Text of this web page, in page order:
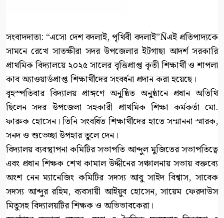
সংবাদদাতা: “এসো দেশ বদলাই, পৃথিবী বদলাই”Ñএই প্রতিপাদ্যকে
সামনে রেখে সাতক্ষীরা সদর উপজেলার ইটগাছা আদর্শ সরকারি
প্রাথমিক বিদ্যালয়ে ২০২৫ সালের বৃত্তিপ্রাপ্ত কৃতী শিক্ষার্থী ও শাপলা
কাব অ্যাওয়ার্ডপ্রাপ্ত শিক্ষার্থীদের সংবর্ধনা প্রদান করা হয়েছে।
বৃহস্পতিবার বিদ্যালয় প্রাঙ্গণে অনুষ্ঠিত অনুষ্ঠানে প্রধান অতিথি
ছিলেন সদর উপজেলা সহকারী প্রাথমিক শিক্ষা কর্মকর্তা মো.
ফারুক হোসেন। তিনি সংবর্ধিত শিক্ষার্থীদের হাতে সম্মাননা স্মারক,
সনদ ও শুভেচ্ছা উপহার তুলে দেন।
বিদ্যালয় ব্যবস্থাপনা কমিটির সভাপতি আব্দুল মুজিতের সভাপতিত্বে
এবং প্রধান শিক্ষক শেখ কামাল উদ্দীনের সঞ্চালনায় সভায় বক্তব্যে
অংশ নেন ম্যানেজিং কমিটির সদস্য আবু সাইদ বিশ্বাস, সাবেক
সদস্য আব্দুর রহিম, ব্যবসায়ী আইয়ুব হোসেন, সায়েম ফেরদাউস
মিতুসহ বিদ্যালয়টির শিক্ষক ও অভিভাবকেরা।